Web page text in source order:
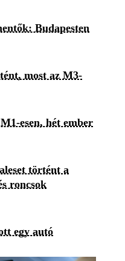
Budapesten
most az M3-
esen, hét ember
történt a
roncsok
egy autó